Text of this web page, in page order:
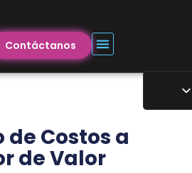
Contáctanos
de Costos a
de Valor